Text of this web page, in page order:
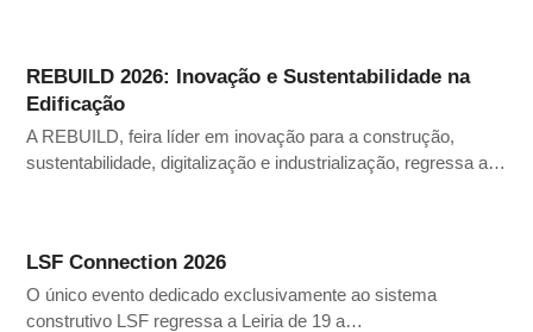
REBUILD 2026: Inovação e Sustentabilidade na
Edificação
A REBUILD, feira líder em inovação para a construção,
sustentabilidade, digitalização e industrialização, regressa a…
LSF Connection 2026
O único evento dedicado exclusivamente ao sistema
construtivo LSF regressa a Leiria de 19 a…